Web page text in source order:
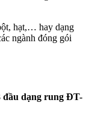
hạt,… hay dạng
ngành đóng gói
đầu dạng rung ĐT-